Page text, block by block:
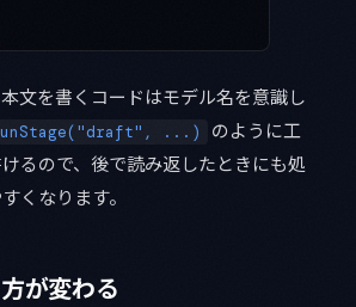
文を書くコードはモデル名を意識し
...)
のように工
るので、後で読み返したときにも処
くなります。
が変わる